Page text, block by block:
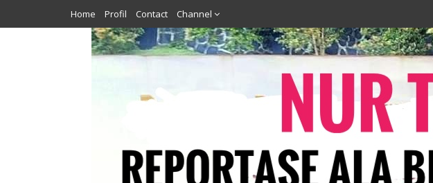
Home Profil Contact Channel